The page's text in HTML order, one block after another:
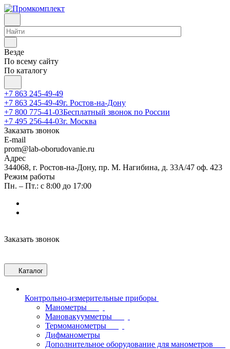
Везде
По всему сайту
По каталогу
+7 863 245-49-49
+7 863 245-49-49г. Ростов-на-Дону
+7 800 775-41-03Бесплатный звонок по России
+7 495 256-44-03г. Москва
Заказать звонок
E-mail
prom@lab-oborudovanie.ru
Адрес
344068, г. Ростов-на-Дону, пр. М. Нагибина, д. 33А/47 оф. 423
Режим работы
Пн. – Пт.: с 8:00 до 17:00
Заказать звонок
Каталог
Контрольно-измерительные приборы
Манометры
Мановакуумметры
Термоманометры
Дифманометры
Дополнительное оборудование для манометров